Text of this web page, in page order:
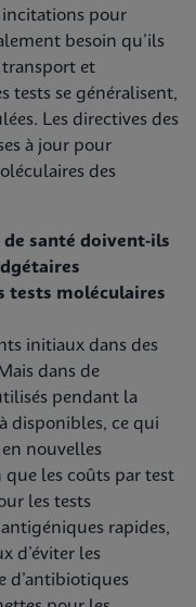
pour
besoin qu’ils
et
tests se généralisent,
Les directives des
à jour pour
des
santé doivent-ils
tests moléculaires
initiaux dans des
dans de
pendant la
disponibles, ce qui
nouvelles
que les coûts par test
les tests
rapides,
d’éviter les
d’antibiotiques